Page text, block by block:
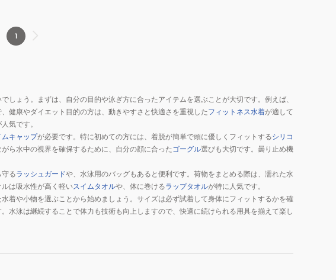
1
ょう。まずは、自分の目的や泳ぎ方に合ったアイテムを選ぶことが大切です。例えば、
健康やダイエット目的の方は、動きやすさと快適さを重視したフィットネス水着が適して
気です。
ムキャップが必要です。特に初めての方には、着脱が簡単で頭に優しくフィットするシリコ
ら水中の視界を確保するために、自分の顔に合ったゴーグル選びも大切です。曇り止め機
るラッシュガードや、水泳用のバッグもあると便利です。荷物をまとめる際は、濡れた水
は吸水性が高く軽いスイムタオルや、体に巻けるラップタオルが特に人気です。
着や小物を選ぶことから始めましょう。サイズは必ず試着して身体にフィットするかを確
水泳は継続することで体力も技術も向上しますので、快適に続けられる用具を揃えて楽し